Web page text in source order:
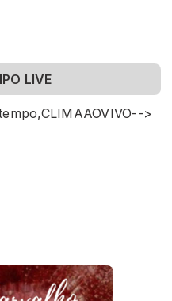
LIVE
>